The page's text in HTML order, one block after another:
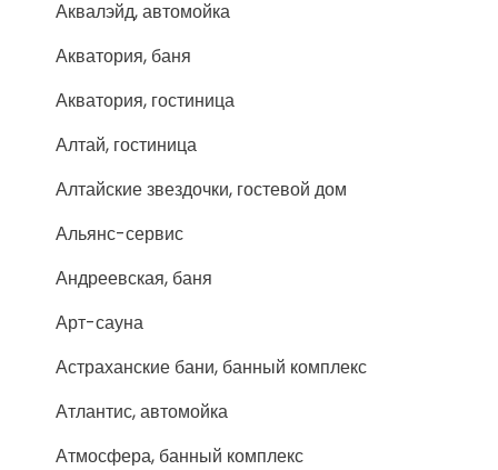
Аквалэйд, автомойка
Акватория, баня
Акватория, гостиница
Алтай, гостиница
Алтайские звездочки, гостевой дом
Альянс-сервис
Андреевская, баня
Арт-сауна
Астраханские бани, банный комплекс
Атлантис, автомойка
Атмосфера, банный комплекс